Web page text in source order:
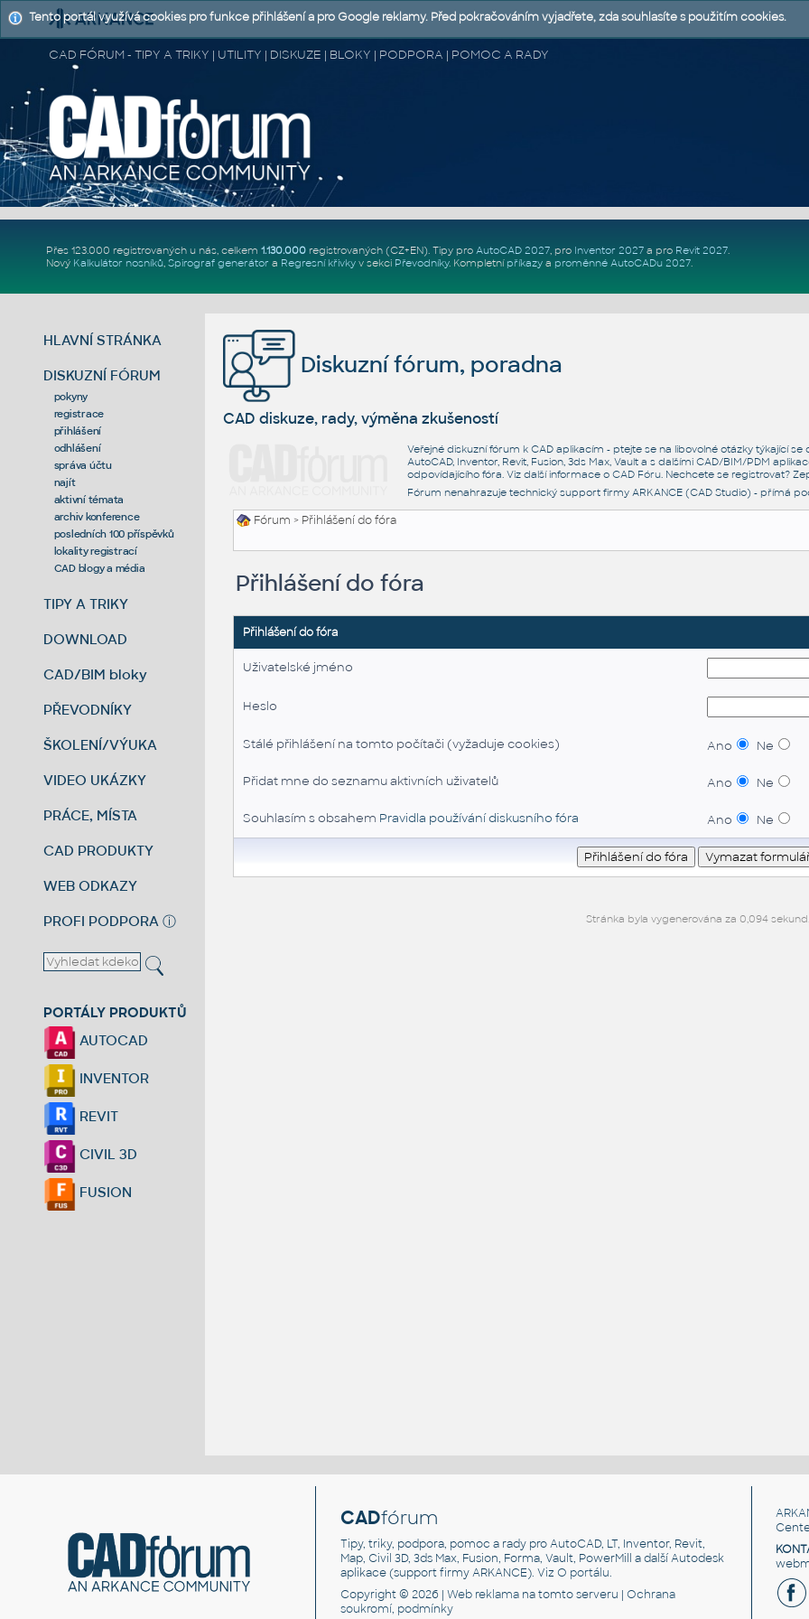
CAD FÓRUM - TIPY A TRIKY | UTILITY | DISKUZE | BLOKY | PODPORA | POMOC A RADY
Přes 123.000 registrovaných u nás, celkem 1.130.000registrovaných (CZ+EN). Tipy pro AutoCAD 2027, pro Inventor 2027a pro Revit 2027.
Nový Kalkulátor nosníků, Spirograf generátor a Regresní křivkyv sekci Převodníky. Kompletní příkazya proměnné AutoCADu 2027.
HLAVNÍ STRÁNKA
DISKUZNÍ FÓRUM
pokyny
registrace
přihlášení
odhlášení
správa účtu
najít
aktivní témata
archiv konference
posledních 100 příspěvků
lokality registrací
CAD blogy a média
TIPY A TRIKY
DOWNLOAD
CAD/BIM bloky
PŘEVODNÍKY
ŠKOLENÍ/VÝUKA
VIDEO UKÁZKY
PRÁCE, MÍSTA
CAD PRODUKTY
WEB ODKAZY
PROFI PODPORA ⓘ
PORTÁLY PRODUKTŮ
AUTOCAD
INVENTOR
REVIT
CIVIL 3D
FUSION
Diskuzní fórum, poradna
CAD diskuze, rady, výměna zkušeností
Veřejné diskuzní fórum k CAD aplikacím - ptejte se na libovolné otázky týkající
AutoCAD, Inventor, Revit, Fusion, 3ds Max, Vault a s dalšími CAD/BIM/PDM
odpovídajícího fóra. Viz další informace o CAD Fóru. Nechcete se registrovat?
Fórum nenahrazuje technický support firmy ARKANCE (CAD Studio) - přímá
Fórum > Přihlášení do fóra
Přihlášení do fóra
Přihlášení do fóra
Uživatelské jméno
Heslo
Stálé přihlášení na tomto počítači (vyžaduje cookies) Ano Ne
Přidat mne do seznamu aktivních uživatelů Ano Ne
Souhlasím s obsahem Pravidla používání diskusního fóra Ano Ne
Stránka byla vygenerována za 0,094 sekund.
CADfórum
Tipy, triky, podpora, pomoc a rady pro AutoCAD, LT, Inventor, Revit,
Map, Civil 3D, 3ds Max, Fusion, Forma, Vault, PowerMill a další Autodesk
aplikace (support firmy ARKANCE). VizO portálu.
Copyright © 2026 |Web reklama na tomto serveru |Ochrana
soukromí, podmínky
Tento portál využívá cookies pro funkce přihlášení a pro Google reklamy. Před pokračováním vyjadřete, zda souhlasíte s použitím cookies.